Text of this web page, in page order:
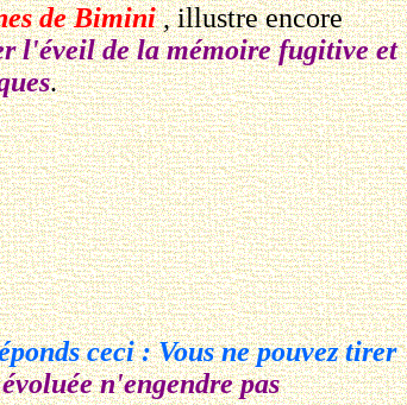
de Bimini, illustre encore
l'éveil de la mémoire fugitive et
.
ceci : Vous ne pouvez tirer
n'engendre pas